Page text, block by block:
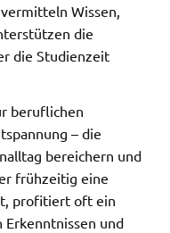
Wissen,
die
die Studienzeit
beruflichen
– die
bereichern und
frühzeitig eine
profitiert oft ein
Erkenntnissen und